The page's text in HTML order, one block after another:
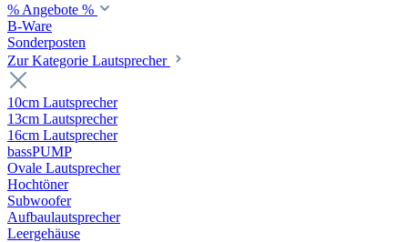
% Angebote %
B-Ware
Sonderposten
Zur Kategorie Lautsprecher
10cm Lautsprecher
13cm Lautsprecher
16cm Lautsprecher
bassPUMP
Ovale Lautsprecher
Hochtöner
Subwoofer
Aufbaulautsprecher
Leergehäuse